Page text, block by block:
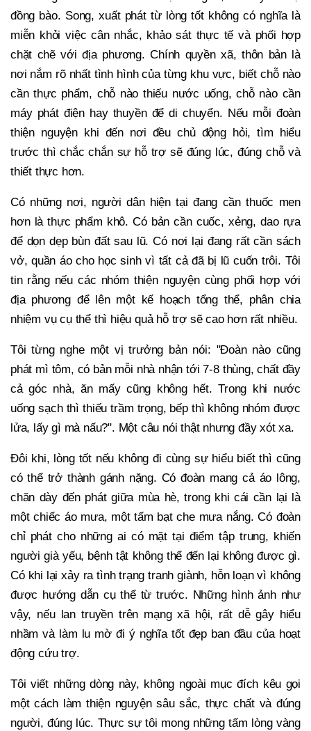
đồng bào. Song, xuất phát từ lòng tốt không có nghĩa là
miễn khỏi việc cân nhắc, khảo sát thực tế và phối hợp
chặt chẽ với địa phương. Chính quyền xã, thôn bản là
nơi nắm rõ nhất tình hình của từng khu vực, biết chỗ nào
cần thực phẩm, chỗ nào thiếu nước uống, chỗ nào cần
máy phát điện hay thuyền để di chuyển. Nếu mỗi đoàn
thiện nguyện khi đến nơi đều chủ động hỏi, tìm hiểu
trước thì chắc chắn sự hỗ trợ sẽ đúng lúc, đúng chỗ và
thiết thực hơn.
Có những nơi, người dân hiện tại đang cần thuốc men
hơn là thực phẩm khô. Có bản cần cuốc, xẻng, dao rựa
để dọn dẹp bùn đất sau lũ. Có nơi lại đang rất cần sách
vở, quần áo cho học sinh vì tất cả đã bị lũ cuốn trôi. Tôi
tin rằng nếu các nhóm thiện nguyện cùng phối hợp với
địa phương để lên một kế hoạch tổng thể, phân chia
nhiệm vụ cụ thể thì hiệu quả hỗ trợ sẽ cao hơn rất nhiều.
Tôi từng nghe một vị trưởng bản nói: "Đoàn nào cũng
phát mì tôm, có bản mỗi nhà nhận tới 7-8 thùng, chất đầy
cả góc nhà, ăn mấy cũng không hết. Trong khi nước
uống sạch thì thiếu trầm trọng, bếp thì không nhóm được
lửa, lấy gì mà nấu?". Một câu nói thật nhưng đầy xót xa.
Đôi khi, lòng tốt nếu không đi cùng sự hiểu biết thì cũng
có thể trở thành gánh nặng. Có đoàn mang cả áo lông,
chăn dày đến phát giữa mùa hè, trong khi cái cần lại là
một chiếc áo mưa, một tấm bạt che mưa nắng. Có đoàn
chỉ phát cho những ai có mặt tại điểm tập trung, khiến
người già yếu, bệnh tật không thể đến lại không được gì.
Có khi lại xảy ra tình trạng tranh giành, hỗn loạn vì không
được hướng dẫn cụ thể từ trước. Những hình ảnh như
vậy, nếu lan truyền trên mạng xã hội, rất dễ gây hiểu
nhầm và làm lu mờ đi ý nghĩa tốt đẹp ban đầu của hoạt
động cứu trợ.
Tôi viết những dòng này, không ngoài mục đích kêu gọi
một cách làm thiện nguyện sâu sắc, thực chất và đúng
người, đúng lúc. Thực sự tôi mong những tấm lòng vàng